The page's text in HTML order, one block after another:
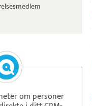
om personer